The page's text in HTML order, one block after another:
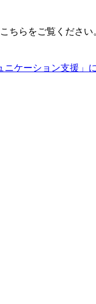
ちらをご覧ください
ニケーション支援」